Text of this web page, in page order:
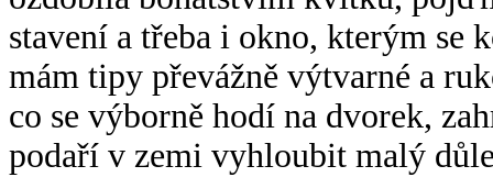
stavení a třeba i okno, kterým se
mám tipy převážně výtvarné a
co se výborně hodí na dvorek,
podaří v zemi vyhloubit malý